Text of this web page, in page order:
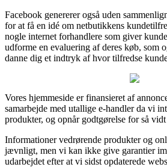
Facebook genererer også uden
for at få en idé om netbutikkens
nogle internet forhandlere som giver
udforme en evaluering af deres køb, som
danne dig et indtryk af hvor tilfredse
Vores hjemmeside er finansieret af
samarbejde med utallige e-handler da vi
produkter, og opnår godtgørelse for så
Informationer vedrørende produkter og
jævnligt, men vi kan ikke give garantier
udarbejdet efter at vi sidst opdaterede